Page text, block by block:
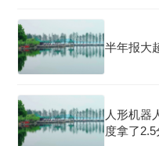
半年报大
人形机器
度拿了2.5